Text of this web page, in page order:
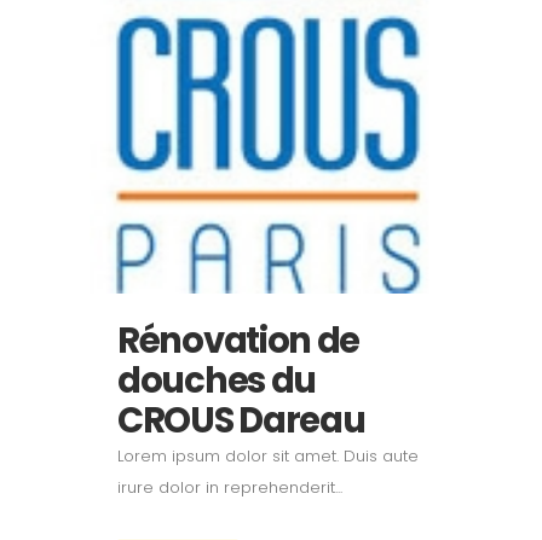
Rénovation de
douches du
CROUS Dareau
Lorem ipsum dolor sit amet. Duis aute
irure dolor in reprehenderit...